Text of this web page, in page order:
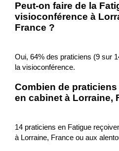
Peut-on faire de la
visioconférence à
France ?
Oui, 64% des praticiens (9 sur
la visioconférence.
Combien de
en cabinet à Lorraine,
14 praticiens en Fatigue
à Lorraine, France ou aux